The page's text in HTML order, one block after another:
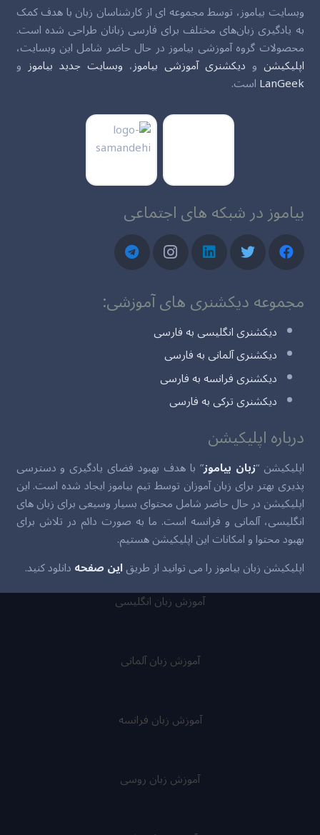
وبسایت بیاموز، توسط مجموعه ای از کارشناسان زبان با هدف کمک
به یادگیری زبان‌های مختلف برای فارسی زبانان طراحی شده است.
محصولات گروه آموزشی بیاموز در حال حاضر شامل این وبسایت،
اپلیکیشن و دیکشنری آموزشی بیاموز، وبسایت جدید بیاموز و
LanGeekاست.
بیاموز در شبکه های اجتماعی
مجموعه دیکشنری های آموزشی:
دیکشنری انگلیسی به فارسی
دیکشنری آلمانی به فارسی
دیکشنری فرانسه به فارسی
دیکشنری ترکی به فارسی
درباره اپلیکیشن
اپلیکیشن “زبان بیاموز” با هدف بهبود فضای یادگیری و دسترسی
پذیری بهتر برای زبان آموزان توسط تیم بیاموز ایجاد شده است. این
اپلیکیشن در حال حاضر شامل محتوای بسیار وسیعی برای زبان های
انگلیسی، آلمانی و فرانسه است. ما به صورت دائم در تلاش برای
بهبود محتوا و امکانات این اپلیکیشن هستیم.
اپلیکیشن زبان بیاموز را می توانید از طریقاین صفحهدانلود کنید.
آموزش زبان انگلیسی
آموزش زبان آلمانی
آموزش زبان فرانسه
آموزش زبان روسی